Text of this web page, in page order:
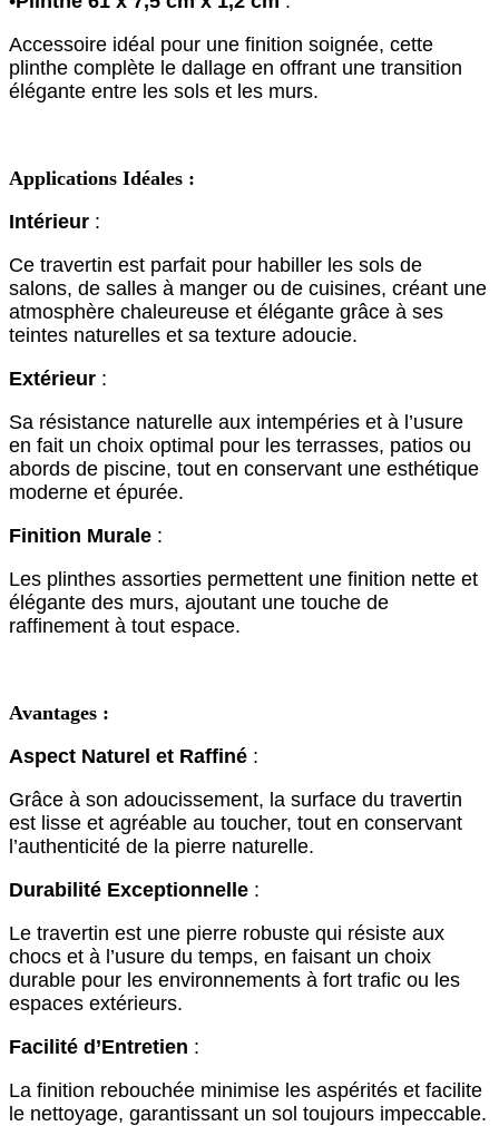
Accessoire idéal pour une finition soignée, cette
plinthe complète le dallage en offrant une transition
élégante entre les sols et les murs.
Applications Idéales :
Intérieur :
Ce travertin est parfait pour habiller les sols de
salons, de salles à manger ou de cuisines, créant une
atmosphère chaleureuse et élégante grâce à ses
teintes naturelles et sa texture adoucie.
Extérieur :
Sa résistance naturelle aux intempéries et à l’usure
en fait un choix optimal pour les terrasses, patios ou
abords de piscine, tout en conservant une esthétique
moderne et épurée.
Finition Murale :
Les plinthes assorties permettent une finition nette et
élégante des murs, ajoutant une touche de
raffinement à tout espace.
Avantages :
Aspect Naturel et Raffiné :
Grâce à son adoucissement, la surface du travertin
est lisse et agréable au toucher, tout en conservant
l’authenticité de la pierre naturelle.
Durabilité Exceptionnelle :
Le travertin est une pierre robuste qui résiste aux
chocs et à l’usure du temps, en faisant un choix
durable pour les environnements à fort trafic ou les
espaces extérieurs.
Facilité d’Entretien :
La finition rebouchée minimise les aspérités et facilite
le nettoyage, garantissant un sol toujours impeccable.